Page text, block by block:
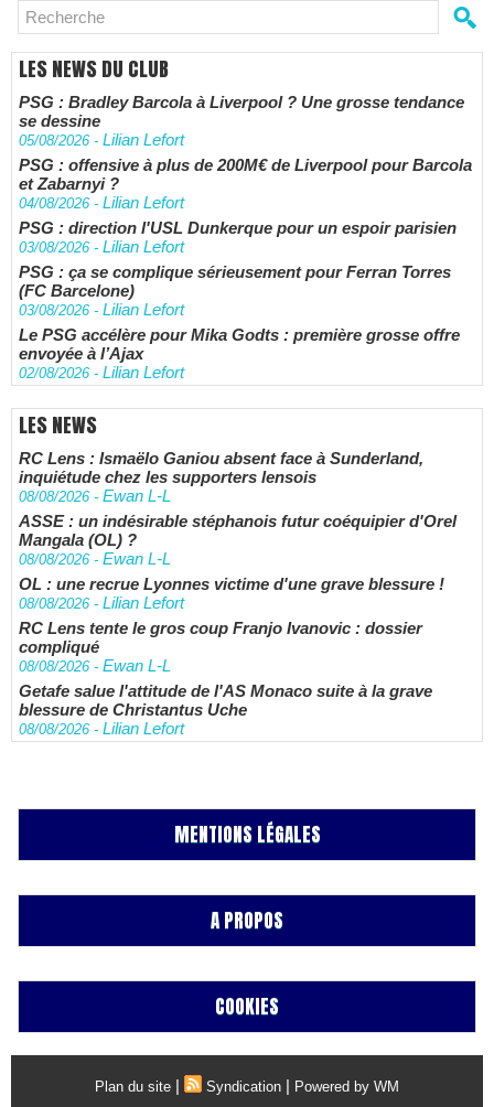
LES NEWS DU CLUB
PSG : Bradley Barcola à Liverpool ? Une grosse tendance
se dessine
05/08/2026 - Lilian Lefort
PSG : offensive à plus de 200M€ de Liverpool pour Barcola
et Zabarnyi ?
04/08/2026 - Lilian Lefort
PSG : direction l'USL Dunkerque pour un espoir parisien
03/08/2026 - Lilian Lefort
PSG : ça se complique sérieusement pour Ferran Torres
(FC Barcelone)
03/08/2026 - Lilian Lefort
Le PSG accélère pour Mika Godts : première grosse offre
envoyée à l’Ajax
02/08/2026 - Lilian Lefort
LES NEWS
RC Lens : Ismaëlo Ganiou absent face à Sunderland,
inquiétude chez les supporters lensois
08/08/2026 - Ewan L-L
ASSE : un indésirable stéphanois futur coéquipier d'Orel
Mangala (OL) ?
08/08/2026 - Ewan L-L
OL : une recrue Lyonnes victime d'une grave blessure !
08/08/2026 - Lilian Lefort
RC Lens tente le gros coup Franjo Ivanovic : dossier
compliqué
08/08/2026 - Ewan L-L
Getafe salue l'attitude de l'AS Monaco suite à la grave
blessure de Christantus Uche
08/08/2026 - Lilian Lefort
MENTIONS LÉGALES
A PROPOS
COOKIES
Plan du site | Syndication | Powered by WM